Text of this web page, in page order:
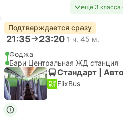
ещё 3 класса
Подтверждается сразу
21:35 23:20 1 ч. 45 м.
Фоджа
Бари Центральная ЖД станция
Стандарт |
FlixBus